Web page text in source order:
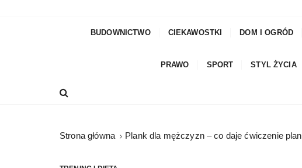
Facetem Być
BUDOWNICTWO CIEKAWOSTKI DOM I OGRÓD
PRAWO SPORT STYL ŻYCIA
Strona główna Plank dla mężczyzn – co daje ćwiczenie